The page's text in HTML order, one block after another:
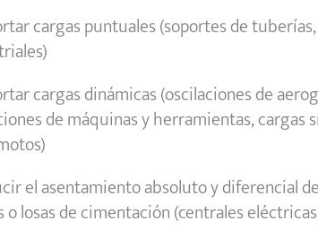
cargas puntuales (soportes de
cargas dinámicas (oscilaciones de
de máquinas y herramientas, cargas
el asentamiento absoluto y diferencial
o losas de cimentación (centrales